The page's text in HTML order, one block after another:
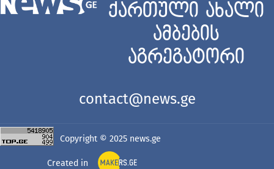
ქართული ახალი
ამბების
აგრეგატორი
contact@news.ge
Copyright © 2025 news.ge
Created in